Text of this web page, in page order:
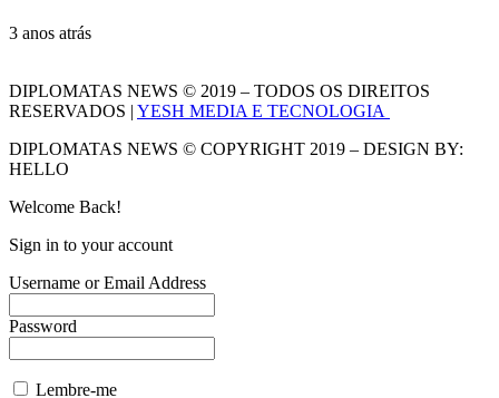
3 anos atrás
DIPLOMATAS NEWS © 2019 – TODOS OS DIREITOS
RESERVADOS | YESH MEDIA E TECNOLOGIA
DIPLOMATAS NEWS © COPYRIGHT 2019 – DESIGN BY:
HELLO
Welcome Back!
Sign in to your account
Username or Email Address
Password
Lembre-me